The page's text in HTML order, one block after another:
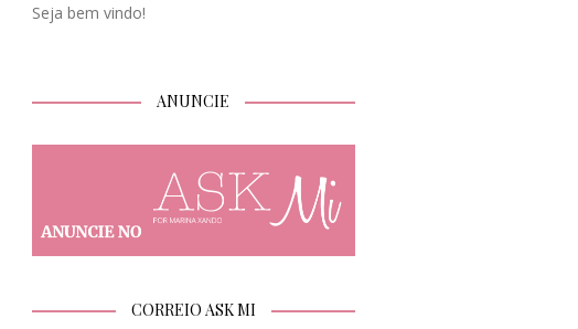
Seja bem vindo!
ANUNCIE
CORREIO ASK MI